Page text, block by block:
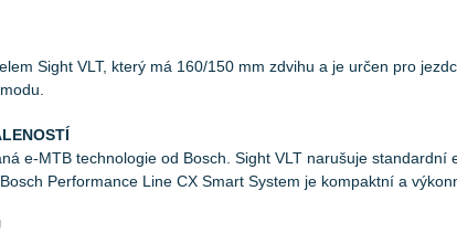
Sight VLT, který má 160/150 mm zdvihu a je určen pro
e-MTB technologie od Bosch. Sight VLT narušuje
Performance Line CX Smart System je kompaktní a